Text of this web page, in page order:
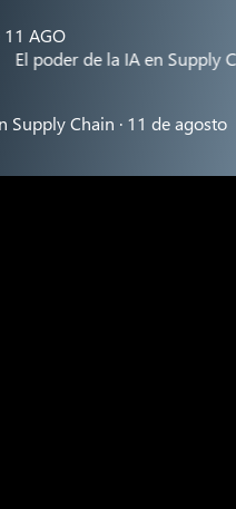
11 AGO
de la IA en Supply Chain · 11
Supply Chain · 11 de agosto